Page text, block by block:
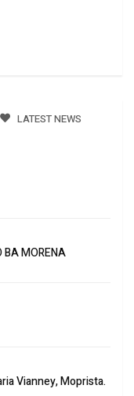
LATEST NEWS
BA MORENA
Vianney, Moprista.